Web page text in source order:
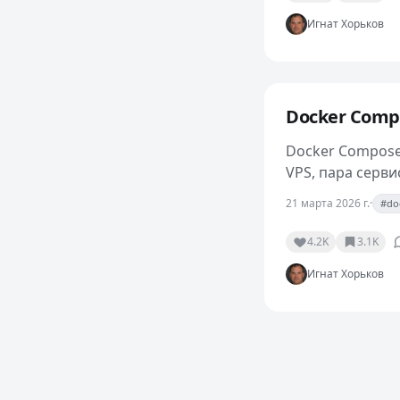
Игнат Хорьков
Docker
Docker
VPS, пара
сейчас на
21 марта 2026 г.·
4.2K 3.1K
Игнат Хорьков